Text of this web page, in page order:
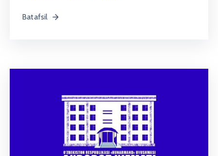
Batafsil